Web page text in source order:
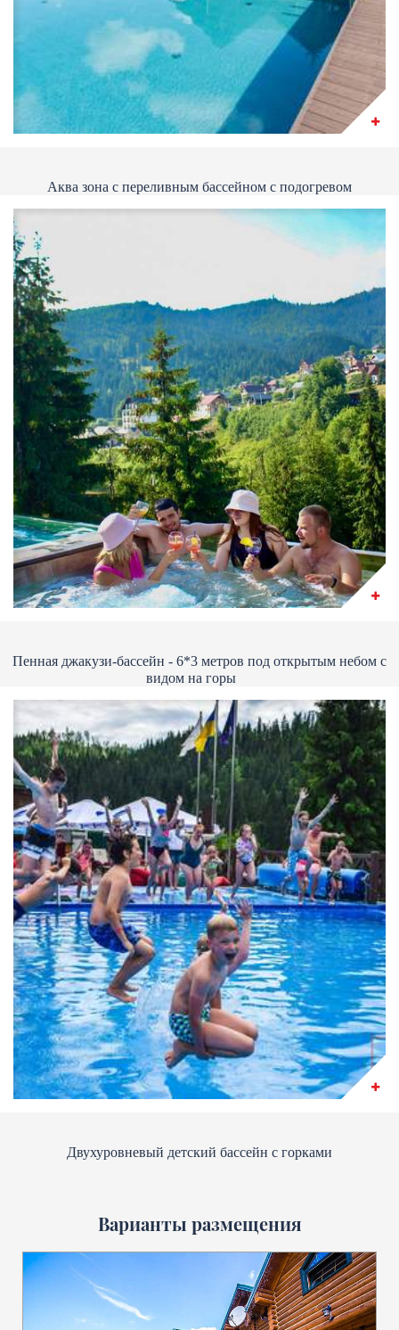
Аква зона с переливным бассейном с подогревом
Пенная джакузи-бассейн - 6*3 метров под открытым небом с
видом на горы
Двухуровневый детский бассейн с горками
Варианты размещения